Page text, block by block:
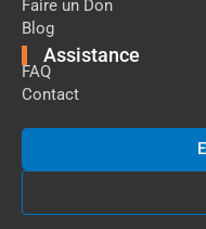
Faire un Don
Blog
Assistance
FAQ
Contact